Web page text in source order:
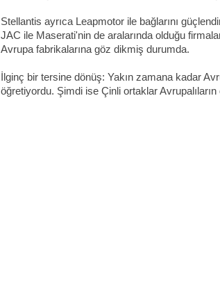
Stellantis ayrıca Leapmotor ile bağlarını
JAC ile Maserati'nin de aralarında olduğu
Avrupa fabrikalarına göz dikmiş durumda.
İlginç bir tersine dönüş: Yakın zamana kadar
öğretiyordu. Şimdi ise Çinli ortaklar